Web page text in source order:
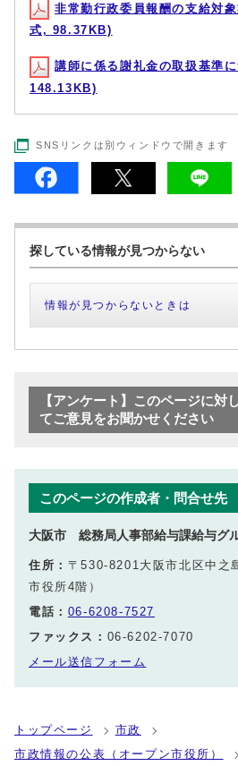
非常勤行政委員報酬の支給対
式, 98.37KB)
講師に係る謝礼金の取扱基準
148.13KB)
SNSリンクは別ウィンドウで開きます
探している情報が見つからない
情報が見つからないときは
【アンケート】このページに対し
てご意見をお聞かせください
このページの作成者・問合せ先
大阪市 総務局人事部給与課給与グ
住所： 〒530-8201大阪市北区中之
市役所4階）
電話： 06-6208-7527
ファックス： 06-6202-7070
メール送信フォーム
トップページ
市政
市政情報の公表（オープン市役所）